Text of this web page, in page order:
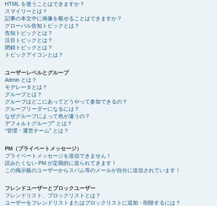
HTML を使うことはできますか？
スマイリーとは？
記事の本文中に画像を載せることはできますか？
グローバル告知トピックとは？
告知トピックとは？
注目トピックとは？
閉鎖トピックとは？
トピックアイコンとは？
ユーザーレベルとグループ
Admin とは？
モデレータとは？
グループとは？
グループはどこにあってどうやって参加できるの？
グループリーダーになるには？
なぜグループによって色が違うの？
デフォルトグループ” とは？
“管理・運営チーム” とは？
PM（プライベートメッセージ）
プライベートメッセージを送信できません！
読みたくない PM が定期的に送られてきます！
この掲示板のユーザーからスパム等のメールが自分に送信されています！
フレンドユーザーとブロックユーザー
フレンドリスト、ブロックリストとは？
ユーザーをフレンドリストまたはブロックリストに追加・削除するには？